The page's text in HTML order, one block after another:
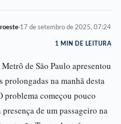
·17 de setembro de 2025, 07:24
1 MIN DE LEITURA
de São Paulo apresentou
prolongadas na manhã desta
problema começou pouco
de um passageiro na